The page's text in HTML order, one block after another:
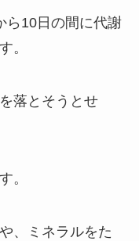
ら10日の間に代謝
。
落とそうとせ
。
、ミネラルをた